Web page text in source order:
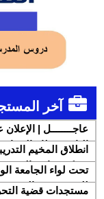
آخر
الثانية بقطاع الشباب
شركة هواوي المغرب
تحت لواء الجامعة
مستجدات قضية